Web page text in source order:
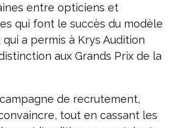
entre opticiens et
qui font le succès du modèle
qui a permis à Krys Audition
aux Grands Prix de la
de recrutement,
tout en cassant les